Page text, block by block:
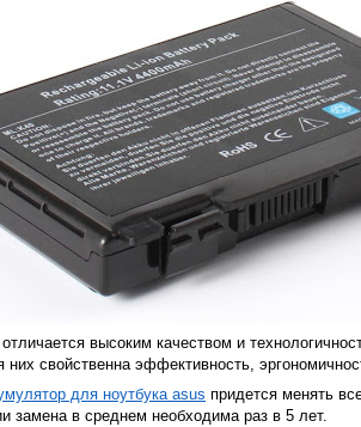
высоким качеством и
них свойственна эффективность,
для ноутбука asus придется менять
замена в среднем необходима раз в 5 лет.